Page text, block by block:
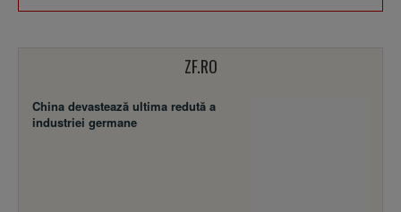
ZF.RO
China devastează ultima redută a
industriei germane